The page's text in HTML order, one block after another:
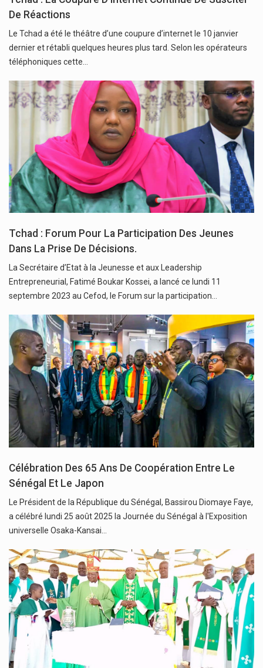
De Réactions
Le Tchad a été le théâtre d’une coupure d’internet le 10 janvier
dernier et rétabli quelques heures plus tard. Selon les opérateurs
téléphoniques cette…
Tchad : Forum Pour La Participation Des Jeunes
Dans La Prise De Décisions.
La Secrétaire d’Etat à la Jeunesse et aux Leadership
Entrepreneurial, Fatimé Boukar Kossei, a lancé ce lundi 11
septembre 2023 au Cefod, le Forum sur la participation…
Célébration Des 65 Ans De Coopération Entre Le
Sénégal Et Le Japon
Le Président de la République du Sénégal, Bassirou Diomaye Faye,
a célébré lundi 25 août 2025 la Journée du Sénégal à l'Exposition
universelle Osaka-Kansai…